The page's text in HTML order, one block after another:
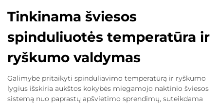
Tinkinama šviesos
spinduliuotės temperatūra ir
ryškumo valdymas
Galimybė pritaikyti spinduliavimo temperatūrą ir ryškumo
lygius išskiria aukštos kokybės miegamojo naktinio šviesos
sistemą nuo paprastų apšvietimo sprendimų, suteikdama